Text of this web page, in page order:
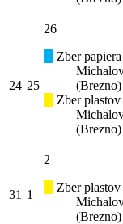
24 25
26
Zber papiera
(Brezno)
Zber plastov
(Brezno)
31 1
2
Zber plastov
(Brezno)